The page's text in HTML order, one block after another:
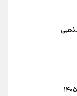
کنم تا به طلای
را بازداشت کرد
به بزرگسالان